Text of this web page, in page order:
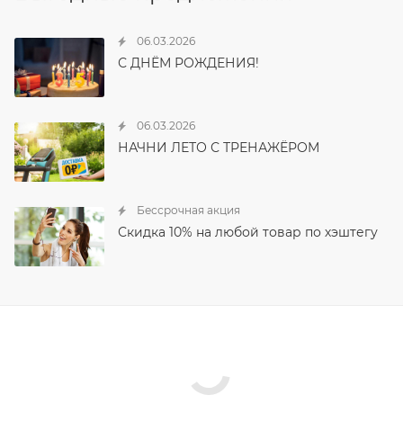
06.03.2026
С ДНЁМ РОЖДЕНИЯ!
06.03.2026
НАЧНИ ЛЕТО С ТРЕНАЖЁРОМ
Бессрочная акция
Скидка 10% на любой товар по хэштегу